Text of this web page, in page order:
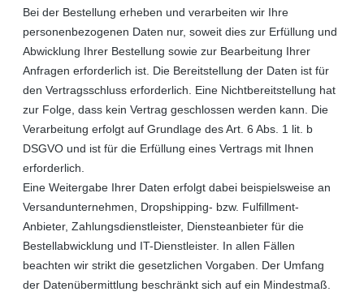
Bei der Bestellung erheben und verarbeiten wir Ihre
personenbezogenen Daten nur, soweit dies zur Erfüllung und
Abwicklung Ihrer Bestellung sowie zur Bearbeitung Ihrer
Anfragen erforderlich ist. Die Bereitstellung der Daten ist für
den Vertragsschluss erforderlich. Eine Nichtbereitstellung hat
zur Folge, dass kein Vertrag geschlossen werden kann. Die
Verarbeitung erfolgt auf Grundlage des Art. 6 Abs. 1 lit. b
DSGVO und ist für die Erfüllung eines Vertrags mit Ihnen
erforderlich.
Eine Weitergabe Ihrer Daten erfolgt dabei beispielsweise an
Versandunternehmen, Dropshipping- bzw. Fulfillment-
Anbieter, Zahlungsdienstleister, Diensteanbieter für die
Bestellabwicklung und IT-Dienstleister. In allen Fällen
beachten wir strikt die gesetzlichen Vorgaben. Der Umfang
der Datenübermittlung beschränkt sich auf ein Mindestmaß.